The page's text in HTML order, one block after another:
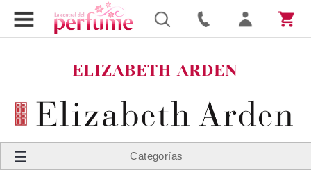
ELIZABETH ARDEN
Categorías